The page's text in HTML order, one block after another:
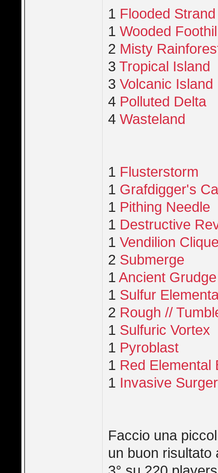
1 Flooded Strand
1Wooded
2 Misty
3Tropical Island
3Volcanic Island
4 Polluted Delta
4Wasteland
1 Flusterstorm
1 Grafdigger's
1 Pithing Needle
1 Destructive
1Vendilion
2 Submerge
1Ancient Grudge
1 Sulfur
2 Rough //
1 Sulfuric Vortex
1 Pyroblast
1 Red Elemental
1 Invasive
Faccio una
un buon risultato